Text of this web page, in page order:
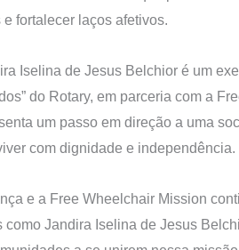
fortalecer laços afetivos.
Iselina de Jesus Belchior é um
do Rotary, em parceria com a
um passo em direção a uma
com dignidade e independência.
e a Free Wheelchair Mission
Jandira Iselina de Jesus